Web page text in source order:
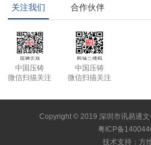
关注我们 合作伙伴
中国压铸
微信扫描关注
中国压铸
微信扫描关注
Copyright © 2019 深圳市讯易通
粤ICP备
技术支持： 方